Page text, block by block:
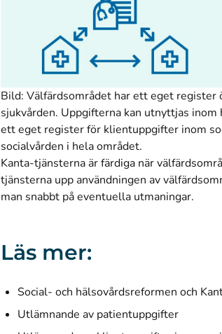
Bild: Välfärdsområdet har ett eget
sjukvården. Uppgifterna kan utnyttjas
ett eget register för klientuppgifter inom
socialvården i hela området.
Kanta-tjänsterna är färdiga när
tjänsterna upp användningen av
man snabbt på eventuella utmaningar.
Läs mer:
Social- och hälsovårdsreformen och
Utlämnande av patientuppgifter